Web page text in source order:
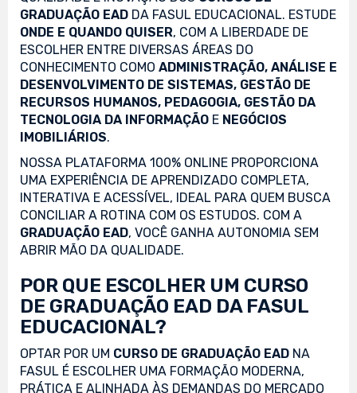
GRADUAÇÃO EAD DA FASUL EDUCACIONAL. ESTUDE
ONDE E QUANDO QUISER, COM A LIBERDADE DE
ESCOLHER ENTRE DIVERSAS ÁREAS DO
CONHECIMENTO COMO ADMINISTRAÇÃO, ANÁLISE E
DESENVOLVIMENTO DE SISTEMAS, GESTÃO DE
RECURSOS HUMANOS, PEDAGOGIA, GESTÃO DA
TECNOLOGIA DA INFORMAÇÃO E NEGÓCIOS
IMOBILIÁRIOS.
NOSSA PLATAFORMA 100% ONLINE PROPORCIONA
UMA EXPERIÊNCIA DE APRENDIZADO COMPLETA,
INTERATIVA E ACESSÍVEL, IDEAL PARA QUEM BUSCA
CONCILIAR A ROTINA COM OS ESTUDOS. COM A
GRADUAÇÃO EAD, VOCÊ GANHA AUTONOMIA SEM
ABRIR MÃO DA QUALIDADE.
POR QUE ESCOLHER UM CURSO
DE GRADUAÇÃO EAD DA FASUL
EDUCACIONAL?
OPTAR POR UM CURSO DE GRADUAÇÃO EAD NA
FASUL É ESCOLHER UMA FORMAÇÃO MODERNA,
PRÁTICA E ALINHADA ÀS DEMANDAS DO MERCADO